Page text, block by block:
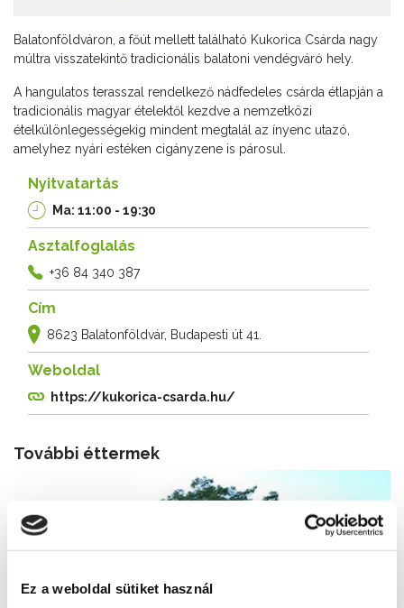
Ez a weboldal sütiket használ
Balatonföldváron, a főút mellett található Kukorica Csárda nagy
múltra visszatekintő tradicionális balatoni vendégváró hely.
A hangulatos terasszal rendelkező nádfedeles csárda étlapján a
tradicionális magyar ételektől kezdve a nemzetközi
ételkülönlegességekig mindent megtalál az ínyenc utazó,
amelyhez nyári estéken cigányzene is párosul.
Nyitvatartás
Ma: 11:00 - 19:30
Asztalfoglalás
+36 84 340 387
Cím
8623 Balatonföldvár, Budapesti út 41.
Weboldal
https://kukorica-csarda.hu/
További éttermek